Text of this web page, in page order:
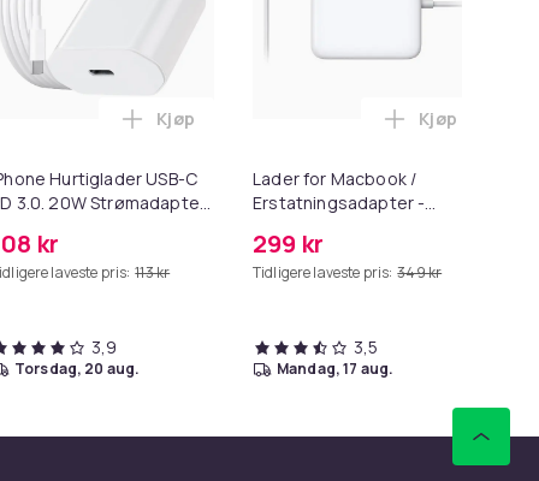
for Poter i handlekurven
hjørnebeskyttelse og kantbeskyttelse for barn i
Hurtiglader USB-C
3.0. 20W Strømadapter
kr
laveste pris: 113 kr
Legg iPhone Hurtiglader USB-C PD 3.0.
Kjøp
3,9
torsdag, 20 aug.
Lader for Macbook /
Erstatningsadapter -
299 kr
Tidligere laveste pris: 349 kr
Legg Lader
Kjøp
3,5
mandag, 17 aug.